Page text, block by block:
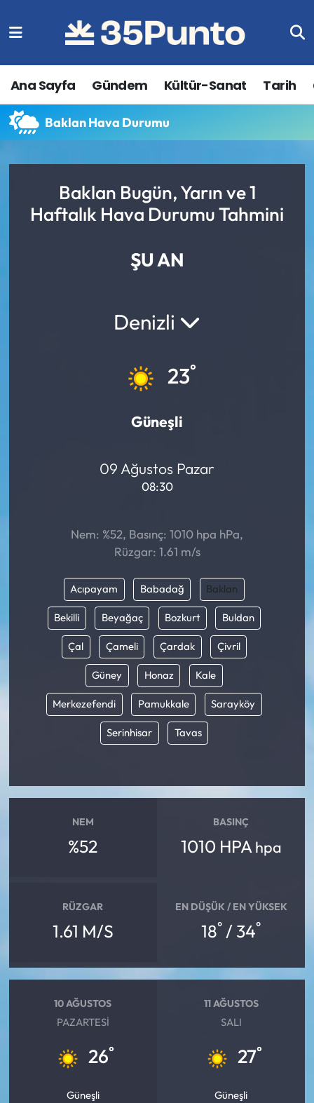
Ana Sayfa Gündem Kültür-Sanat Tarih
Baklan Hava Durumu
Baklan Bugün, Yarın ve 1
Haftalık Hava Durumu Tahmini
ŞU AN
Denizli
23°
Güneşli
09 Ağustos Pazar
08:30
Nem: %52, Basınç: 1010 hpa hPa,
Rüzgar: 1.61 m/s
Acıpayam Babadağ Baklan
Bekilli Beyağaç Bozkurt Buldan
Çal Çameli Çardak Çivril
Güney Honaz Kale
Merkezefendi Pamukkale Sarayköy
Serinhisar Tavas
NEM
%52
BASINÇ
1010 HPA hpa
RÜZGAR
1.61 M/S
EN DÜŞÜK / EN YÜKSEK
18° / 34°
10 AĞUSTOS
PAZARTESI
26°
Güneşli
11 AĞUSTOS
SALI
27°
Güneşli